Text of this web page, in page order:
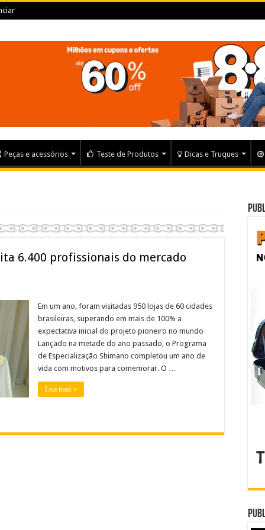
Peças e acessórios Teste de Produtos Dicas e Truques
6.400 profissionais do mercado
Em um ano, foram visitadas 950 lojas de 60 cidades
brasileiras, superando em mais de 100% a
expectativa inicial do projeto pioneiro no mundo
Lançado na metade do ano passado, o Programa
de Especialização Shimano completou um ano de
vida com motivos para comemorar. O …
Leia mais »